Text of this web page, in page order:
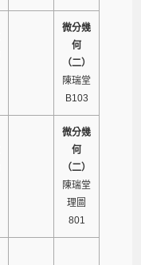
微分幾
何
（二）
陳瑞堂
B103
微分幾
何
（二）
陳瑞堂
理圖
801